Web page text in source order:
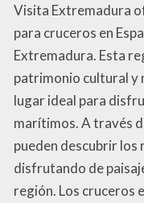
Visita Extremadura
para cruceros en
Extremadura. Esta
patrimonio cultural y
lugar ideal para
marítimos. A través
pueden descubrir los
disfrutando de
región. Los cruceros